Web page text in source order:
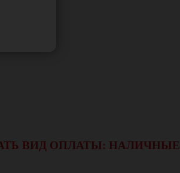
ВИД ОПЛАТЫ: